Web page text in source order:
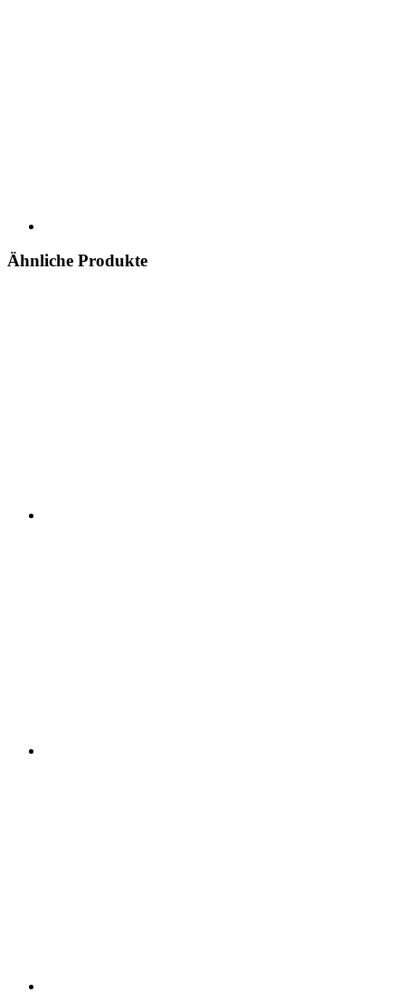
Ähnliche Produkte